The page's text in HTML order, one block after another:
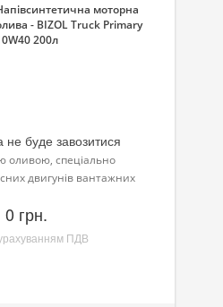
моторна
- BIZOL Truck Primary
200л
буде завозитися
оливою, спеціально
двигунів вантажних
0 грн.
ПДВ